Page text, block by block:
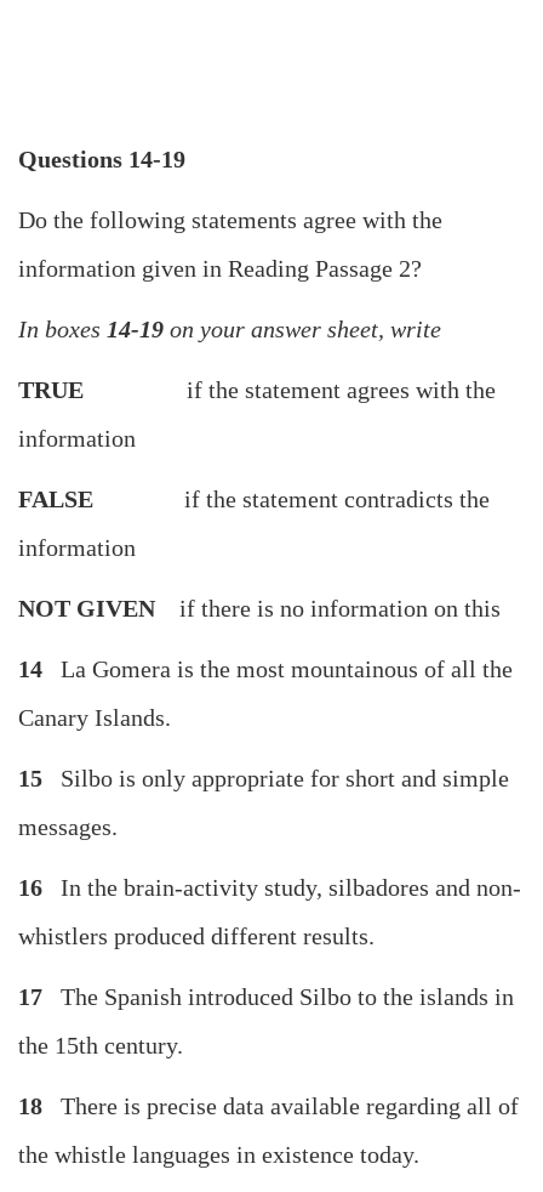
Questions 14-19
Do the following statements agree with the
information given in Reading Passage 2?
In boxes 14-19 on your answer sheet, write
TRUE if the statement agrees with the
information
FALSE if the statement contradicts the
information
NOT GIVENif there is no information on this
14 La Gomera is the most mountainous of all the
Canary Islands.
15 Silbo is only appropriate for short and simple
messages.
16 In the brain-activity study, silbadores and non-
whistlers produced different results.
17 The Spanish introduced Silbo to the islands in
the 15th century.
18 There is precise data available regarding all of
the whistle languages in existence today.